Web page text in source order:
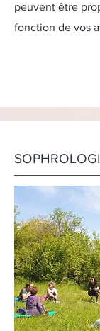
peuvent être
fonction de vos